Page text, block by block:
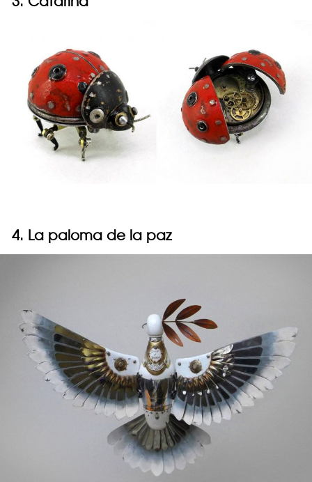
4. La paloma de la paz